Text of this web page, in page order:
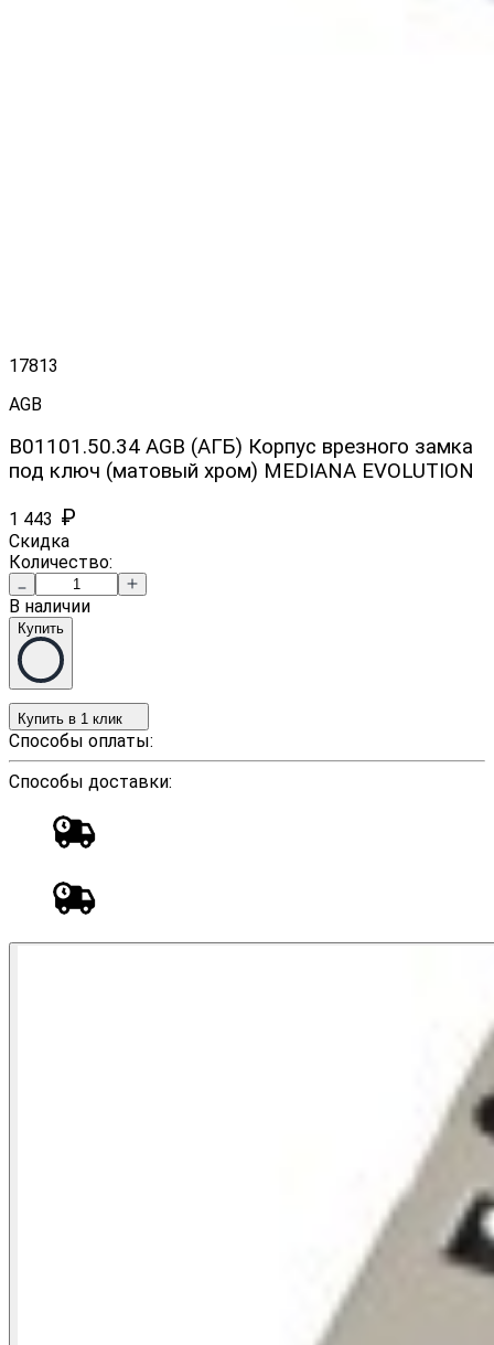
17813
AGB
B01101.50.34 AGB (АГБ) Корпус врезного замка
под ключ (матовый хром) MEDIANA EVOLUTION
1 443 ₽
Скидка
Количество:
В наличии
Купить
Купить в 1 клик
Способы оплаты:
Способы доставки: